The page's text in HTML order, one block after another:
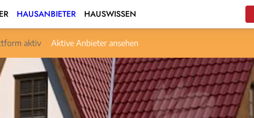
HAUSANBIETER HAUSWISSEN
aktiv Aktive Anbieter ansehen